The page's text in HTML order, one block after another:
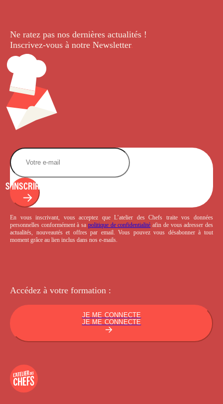
Ne ratez pas nos dernières actualités !
Inscrivez-vous à notre Newsletter.
S'INSCRIRE
En vous inscrivant, vous acceptez que L’atelier des Chefs traite vos données
personnelles conformément à sa politique de confidentialité afin de vous adresser des
actualités, nouveautés et offres par email. Vous pouvez vous désabonner à tout
moment grâce au lien inclus dans nos e-mails.
Accédez à votre formation :
JE ME CONNECTE
JE ME CONNECTE